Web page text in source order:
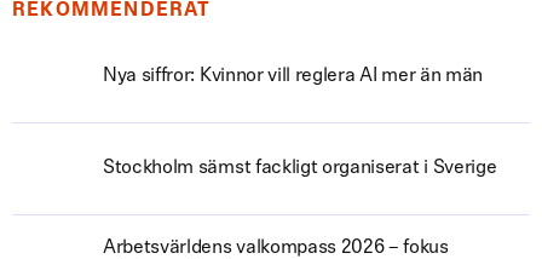
REKOMMENDERAT
Nya siffror: Kvinnor vill reglera AI mer än män
Stockholm sämst fackligt organiserat i Sverige
Arbetsvärldens valkompass 2026 – fokus